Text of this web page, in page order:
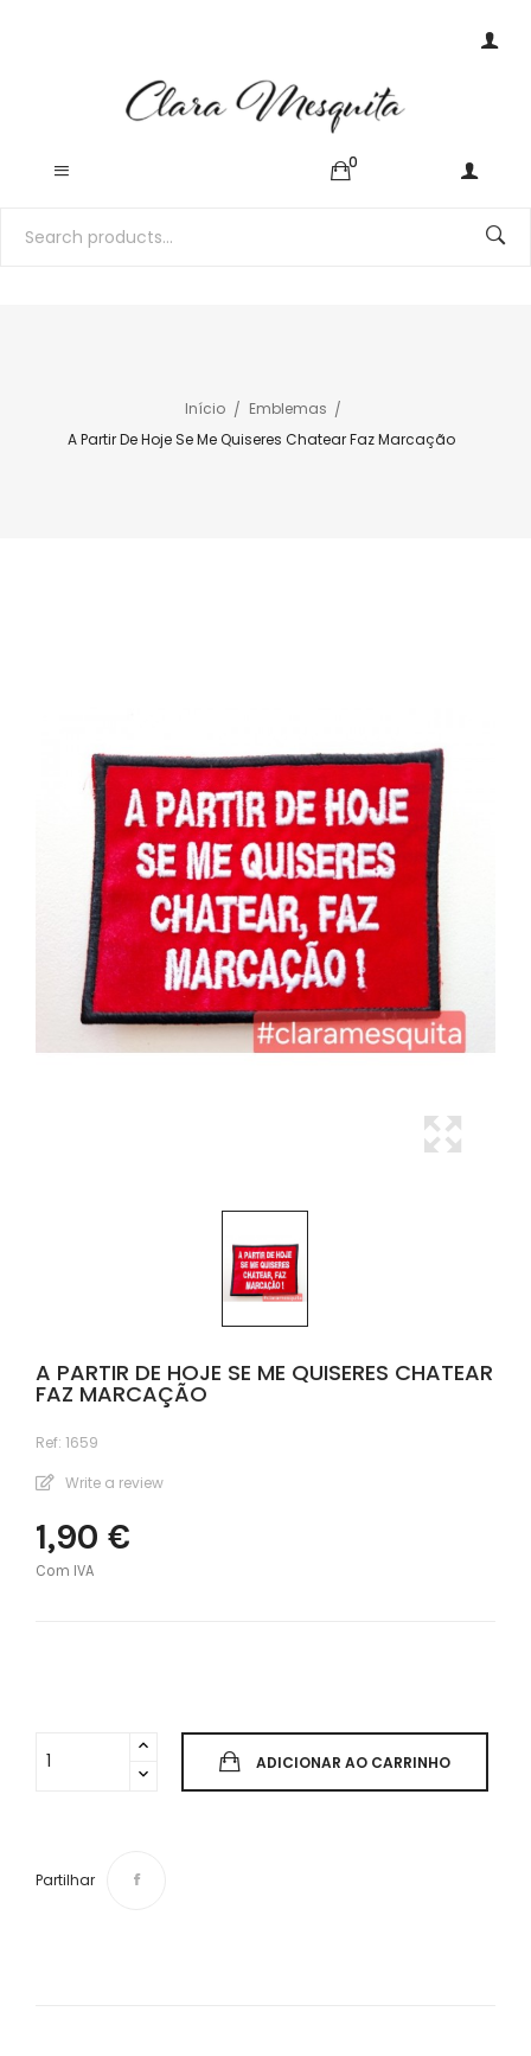
0
Início
Emblemas
A Partir De Hoje Se Me Quiseres Chatear Faz Marcação
A PARTIR DE HOJE SE ME QUISERES CHATEAR
FAZ MARCAÇÃO
Ref: 1659
Write a review
1,90 €
Com IVA
ADICIONAR AO CARRINHO
Partilhar